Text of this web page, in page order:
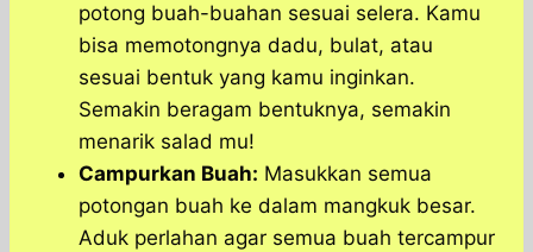
potong buah-buahan sesuai selera. Kamu
bisa memotongnya dadu, bulat, atau
sesuai bentuk yang kamu inginkan.
Semakin beragam bentuknya, semakin
menarik salad mu!
Campurkan Buah: Masukkan semua
potongan buah ke dalam mangkuk besar.
Aduk perlahan agar semua buah tercampur